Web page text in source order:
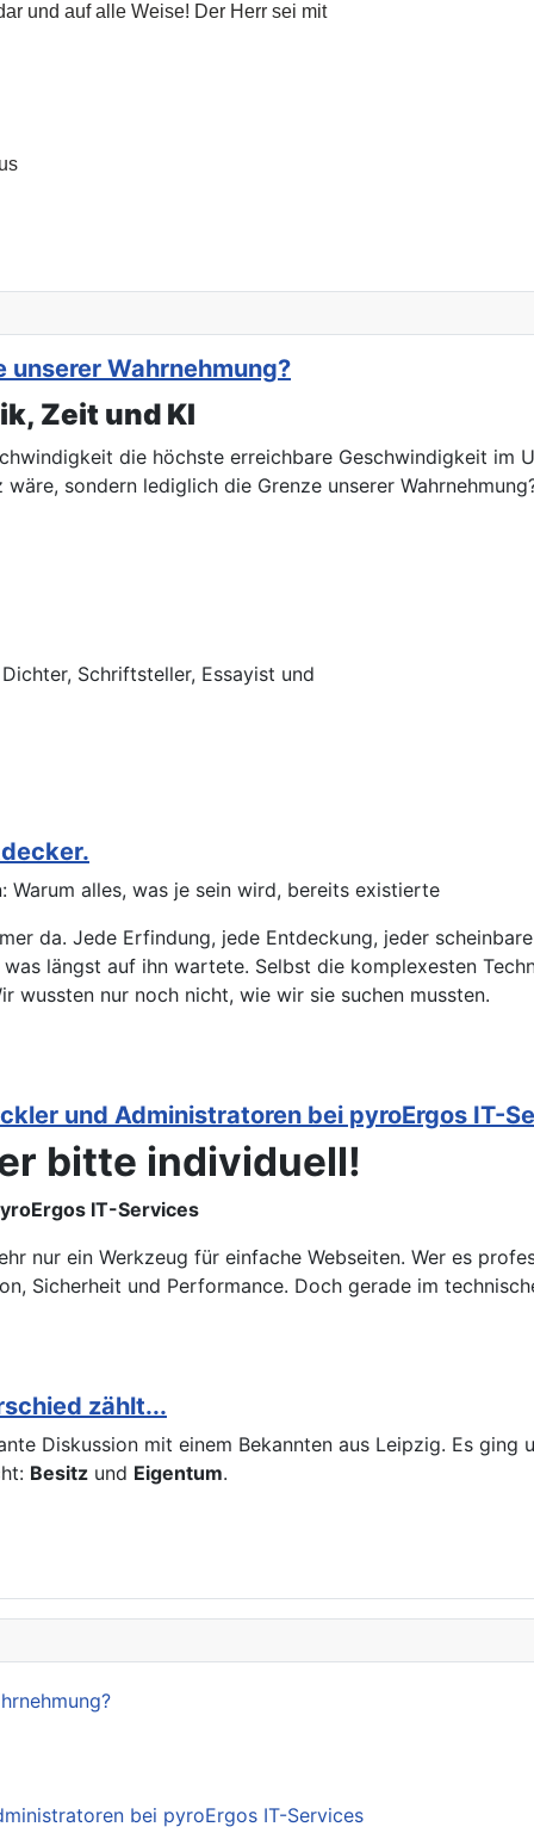
und auf alle Weise! Der Herr sei mit
Wahrnehmung?
Zeit und KI
die höchste erreichbare Geschwindigkeit im
sondern lediglich die Grenze unserer
Schriftsteller, Essayist und
Warum alles, was je sein wird, bereits existierte
da. Jede Erfindung, jede Entdeckung, jeder
längst auf ihn wartete. Selbst die komplexesten
wussten nur noch nicht, wie wir sie suchen mussten.
und Administratoren bei pyroErgos IT-
bitte individuell!
IT-Services
nur ein Werkzeug für einfache Webseiten. Wer es
Sicherheit und Performance. Doch gerade im
zählt...
Diskussion mit einem Bekannten aus Leipzig. Es
Besitz und Eigentum.
bei pyroErgos IT-Services